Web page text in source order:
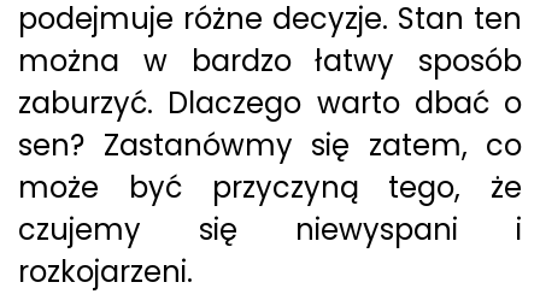
podejmuje różne decyzje. Stan ten
można w bardzo łatwy sposób
zaburzyć. Dlaczego warto dbać o
sen? Zastanówmy się zatem, co
może być przyczyną tego, że
czujemy się niewyspani i
rozkojarzeni.